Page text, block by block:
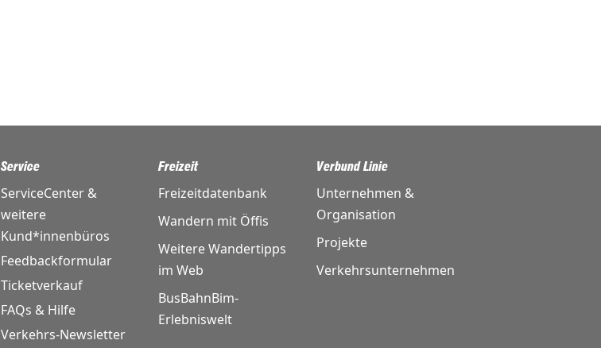
Service
ServiceCenter &
weitere
Kund*innenbüros
Feedbackformular
Ticketverkauf
FAQs & Hilfe
Verkehrs-Newsletter
Freizeit
Freizeitdatenbank
Wandern mit Öffis
Weitere Wandertipps
im Web
BusBahnBim-
Erlebniswelt
Verbund Linie
Unternehmen &
Organisation
Projekte
Verkehrsunternehmen